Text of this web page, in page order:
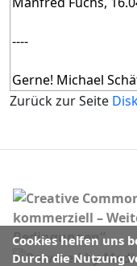
Zurück zur Seite
Cookies helfen uns
Durch die Nutzung